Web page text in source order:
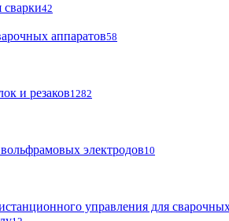
42
аппаратов58
и резаков1282
электродов10
управления для